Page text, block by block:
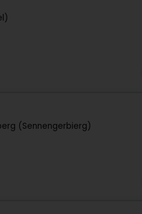
(Sennengerbierg)